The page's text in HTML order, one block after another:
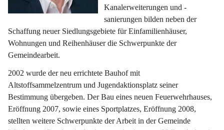
Kanalerweiterungen und -
sanierungen bilden neben der
Schaffung neuer Siedlungsgebiete für Einfamilienhäuser,
Wohnungen und Reihenhäuser die Schwerpunkte der
Gemeindearbeit.
2002 wurde der neu errichtete Bauhof mit
Altstoffsammelzentrum und Jugendaktionsplatz seiner
Bestimmung übergeben. Der Bau eines neuen Feuerwehrhauses,
Eröffnung 2007, sowie eines Sportplatzes, Eröffnung 2008,
stellten weitere Schwerpunkte der Arbeit in der Gemeinde